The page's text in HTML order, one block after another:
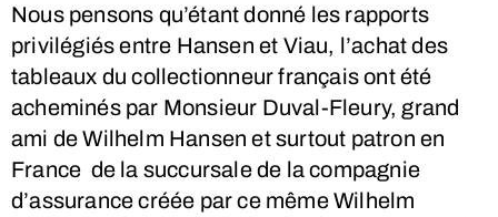
Nous pensons qu’étant donné les rapports
privilégiés entre Hansen et Viau, l’achat des
tableaux du collectionneur français ont été
acheminés par Monsieur Duval-Fleury, grand
ami de Wilhelm Hansen et surtout patron en
France de la succursale de la compagnie
d’assurance créée par ce même Wilhelm